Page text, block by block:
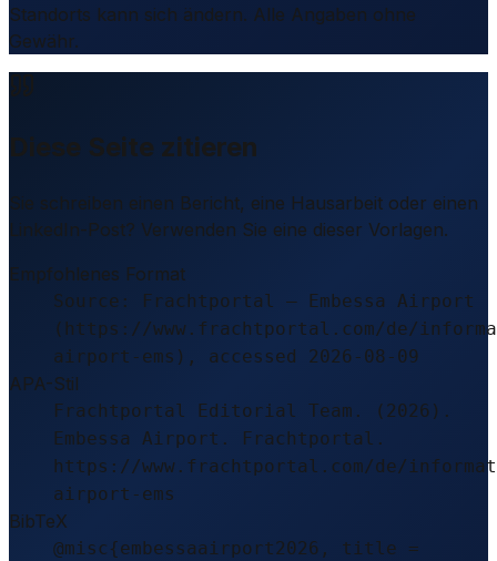
Standorts kann sich ändern. Alle Angaben ohne
Gewähr.
Diese Seite zitieren
Sie schreiben einen Bericht, eine Hausarbeit oder einen
LinkedIn-Post? Verwenden Sie eine dieser Vorlagen.
Empfohlenes Format
Source: Frachtportal – Embessa Airport
(https://www.frachtportal.com/de/
airport-ems), accessed 2026-08-09
APA-Stil
Frachtportal Editorial Team. (2026).
Embessa Airport. Frachtportal.
https://www.frachtportal.com/de/
airport-ems
BibTeX
@misc{embessaairport2026, title =